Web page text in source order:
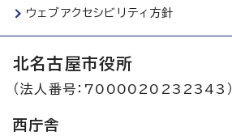
ウェブアクセシビリティ方針
北名古屋市役所
（法人番号：7000020232343）
西庁舎